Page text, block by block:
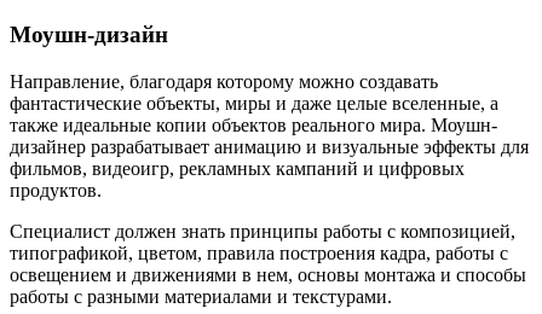
Моушн-дизайн
Направление, благодаря которому можно создавать
фантастические объекты, миры и даже целые вселенные, а
также идеальные копии объектов реального мира. Моушн-
дизайнер разрабатывает анимацию и визуальные эффекты для
фильмов, видеоигр, рекламных кампаний и цифровых
продуктов.
Специалист должен знать принципы работы с композицией,
типографикой, цветом, правила построения кадра, работы с
освещением и движениями в нем, основы монтажа и способы
работы с разными материалами и текстурами.